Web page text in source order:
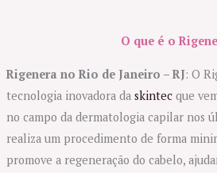
O que é o
Rigenera no Rio de Janeiro – RJ: O
tecnologia inovadora da skintecque
no campo da dermatologia capilar nos
realiza um procedimento de forma
promove a regeneração do cabelo,